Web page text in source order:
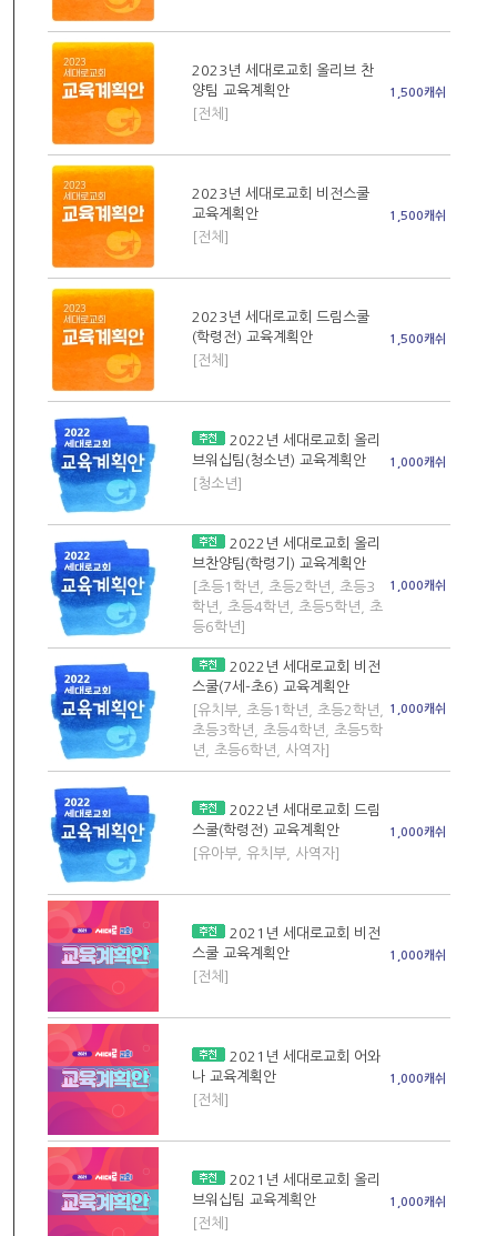
2023년 세대로교회 올리브 찬
양팀 교육계획안
[전체]
1,500캐쉬
2023년 세대로교회 비전스쿨
교육계획안
[전체]
1,500캐쉬
2023년 세대로교회 드림스쿨
(학령전) 교육계획안
[전체]
1,500캐쉬
2022년 세대로교회 올리
브워십팀(청소년) 교육계획안
[청소년]
1,000캐쉬
2022년 세대로교회 올리
브찬양팀(학령기) 교육계획안
[초등1학년, 초등2학년, 초등3
학년, 초등4학년, 초등5학년, 초
등6학년]
1,000캐쉬
2022년 세대로교회 비전
스쿨(7세-초6) 교육계획안
[유치부, 초등1학년, 초등2학년,
초등3학년, 초등4학년, 초등5학
년, 초등6학년, 사역자]
1,000캐쉬
2022년 세대로교회 드림
스쿨(학령전) 교육계획안
[유아부, 유치부, 사역자]
1,000캐쉬
2021년 세대로교회 비전
스쿨 교육계획안
[전체]
1,000캐쉬
2021년 세대로교회 어와
나 교육계획안
[전체]
1,000캐쉬
2021년 세대로교회 올리
브워십팀 교육계획안
[전체]
1,000캐쉬